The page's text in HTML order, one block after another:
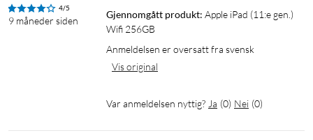
4/5
9 måneder siden
Gjennomgått produkt: Apple iPad (11:e gen.)
Wifi 256GB
Anmeldelsen er oversatt fra svensk
Vis original
Var anmeldelsen nyttig? Ja (0) Nei (0)